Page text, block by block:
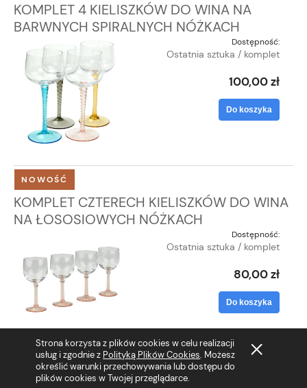
Strona korzysta z plików cookies w celu realizacji
usług i zgodnie z Polityką Plików Cookies. Możesz
określić warunki przechowywania lub dostępu do
plików cookies w Twojej przeglądarce.
KOMPLET 4 KIELISZKÓW DO WINA NA
BARWNYCH SPIRALNYCH NÓŻKACH
Dostępność:
Ostatnia sztuka / komplet
100,00 zł
Do koszyka
KOMPLET CZTERECH KIELISZKÓW DO WINA
NA ŁOSOSIOWYCH NÓŻKACH
Dostępność:
Ostatnia sztuka / komplet
80,00 zł
Do koszyka
NOWOŚĆ